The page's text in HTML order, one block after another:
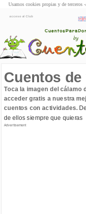
acceso al Club
Cuentos
Toca la imagen del cálamo
acceder gratis a nuestra
cuentos con actividades.
de ellos siempre que quieras
Advertisement
Usamos cookies propias y de terceros